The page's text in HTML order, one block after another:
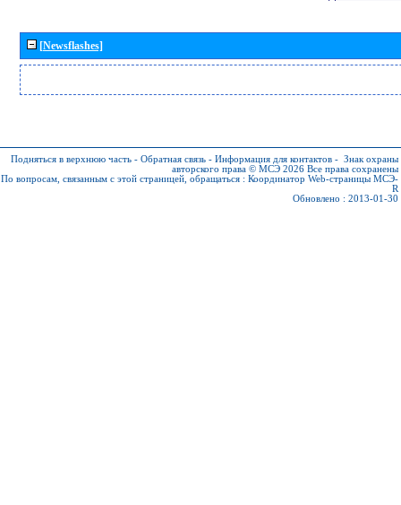
[Newsflashes]
Подняться в верхнюю часть - Обратная связь - Информация для контактов - Знак охраны
авторского права © МСЭ 2026 Все права сохранены
По вопросам, связанным с этой страницей, обращаться : Координатор Web-страницы МСЭ-
R
Обновлено : 2013-01-30